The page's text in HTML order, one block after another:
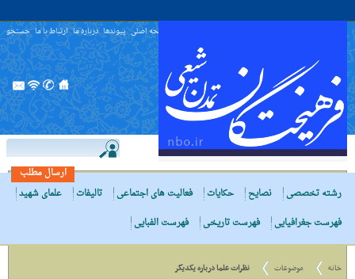
صفحه اصلی پیوندها درباره ما ارتباط با ما جستجو
ارسال مطلب
رشته تخصصی
نصایح حکایات فعالیت های اجتماعی تالیفات
علمای شهید
فهرست جغرافیایی
فهرست تاریخی فهرست الفبایی
خانه موضوعات نظرات علما درباره یکدیگر